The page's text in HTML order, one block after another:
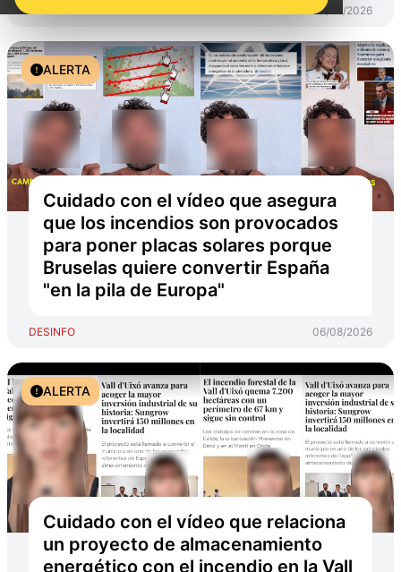
DESINFO 07/08/2026
ALERTA
Cuidado con el vídeo que asegura
que los incendios son provocados
para poner placas solares porque
Bruselas quiere convertir España
"en la pila de Europa"
DESINFO 06/08/2026
ALERTA
Cuidado con el vídeo que relaciona
un proyecto de almacenamiento
energético con el incendio en la Vall